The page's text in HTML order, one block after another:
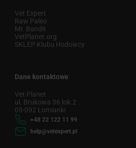
Vet Expert
Raw Paleo
Mr. Bandit
VetPlanet.org
SKLEP Klubu Hodowcy
Dane kontaktowe
Vet Planet
ul. Brukowa 36 lok.2
05-092 Łomianki
+48 22 122 11 99
help@vetexpert.pl